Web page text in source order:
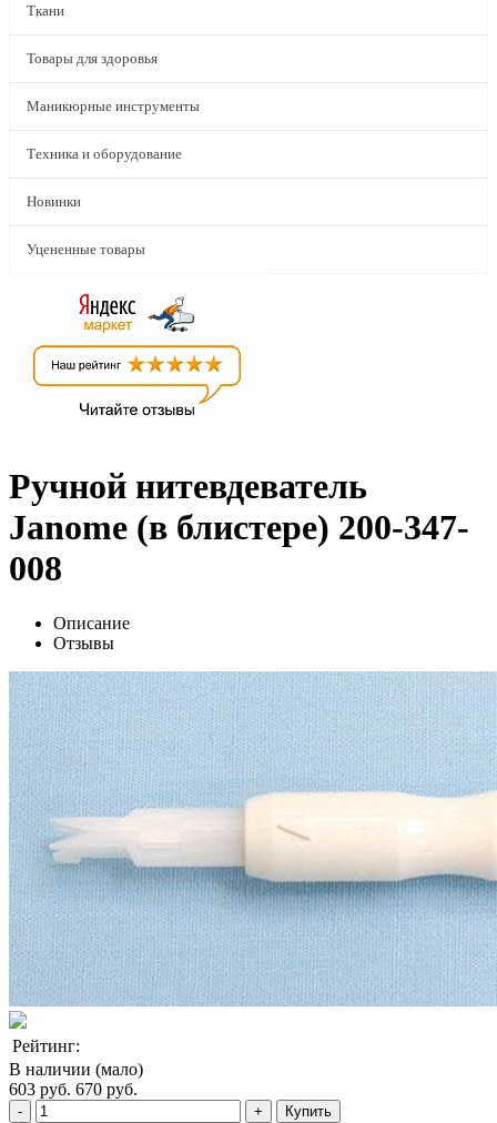
Ткани
Товары для здоровья
Маникюрные инструменты
Техника и оборудование
Новинки
Уцененные товары
Ручной нитевдеватель
Janome (в блистере) 200-347-
008
Описание
Отзывы
Рейтинг:
В наличии (мало)
603 руб. 670 руб.
Купить